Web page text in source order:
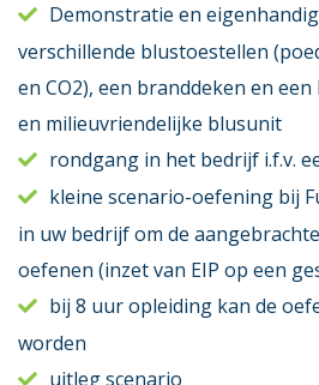
Demonstratie en
verschillende blustoestellen
en CO2), een branddeken en
en milieuvriendelijke blusunit
rondgang in het bedrijf i.f.v.
kleine scenario-oefening bij
in uw bedrijf om de
oefenen (inzet van EIP op een
bij 8 uur opleiding kan de
worden
uitleg scenario